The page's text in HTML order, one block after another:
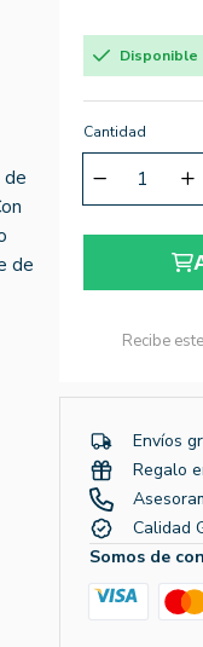
de
de
Disponible
Cantidad
Recibe
Envíos
Regalo
Calidad
Somos de